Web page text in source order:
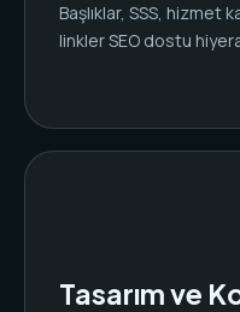
Başlıklar, SSS, hizmet
linkler SEO dostu
Tasarım ve